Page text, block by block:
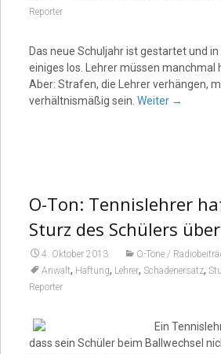
Reporter
Das neue Schuljahr ist gestartet und
einiges los. Lehrer müssen manchmal
Aber: Strafen, die Lehrer verhängen,
verhältnismäßig sein. Weiter →
O-Ton: Tennislehrer
Sturz des Schülers
4. Oktober 2013 O-Töne /
Anwalt, Haftung, Lehrer, Schadenersatz,
Reporter
Ein
dass sein Schüler beim Ballwechsel